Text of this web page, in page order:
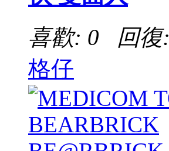
喜歡: 0 回復:
格仔